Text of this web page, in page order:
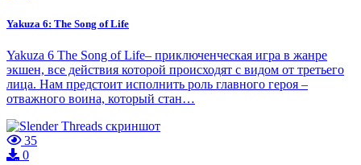
Yakuza 6: The Song of Life
Yakuza 6 The Song of Life– приключенческая игра в жанре
экшен, все действия которой происходят с видом от третьего
лица. Нам предстоит исполнить роль главного героя –
отважного воина, который стан…
35
0